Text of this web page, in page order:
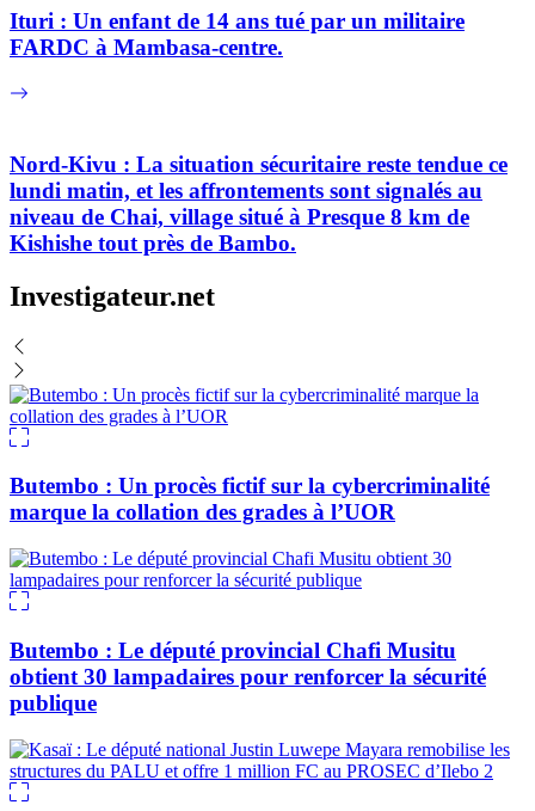
Ituri : Un enfant de 14 ans tué par un militaire
FARDC à Mambasa-centre.
Nord-Kivu : La situation sécuritaire reste tendue ce
lundi matin, et les affrontements sont signalés au
niveau de Chai, village situé à Presque 8 km de
Kishishe tout près de Bambo.
Investigateur.net
Butembo : Un procès fictif sur la cybercriminalité
marque la collation des grades à l’UOR
Butembo : Le député provincial Chafi Musitu
obtient 30 lampadaires pour renforcer la sécurité
publique